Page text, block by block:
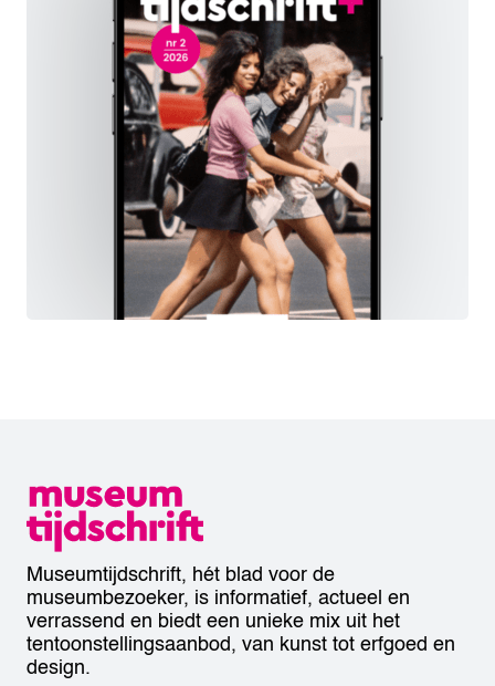
Museumtijdschrift, hét blad voor de
museumbezoeker, is informatief, actueel en
verrassend en biedt een unieke mix uit het
tentoonstellingsaanbod, van kunst tot erfgoed en
design.